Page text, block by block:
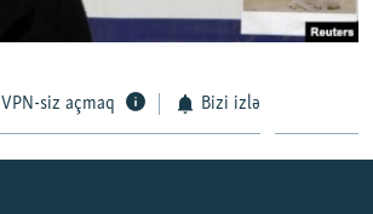
VPN-siz açmaq Bizi izlə